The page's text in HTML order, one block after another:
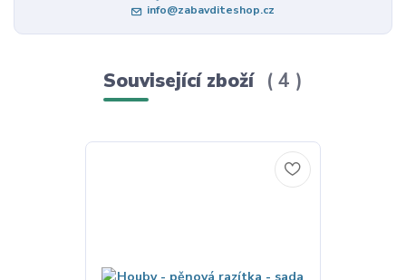
info@zabavditeshop.cz
Související zboží 4